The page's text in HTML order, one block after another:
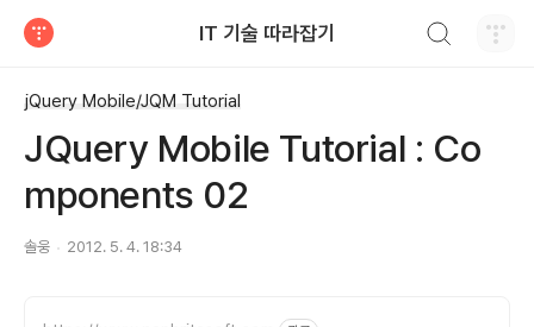
IT 기술 따라잡기
jQuery Mobile/JQM Tutorial
JQuery Mobile Tutorial : Co
mponents 02
솔웅 2012. 5. 4. 18:34